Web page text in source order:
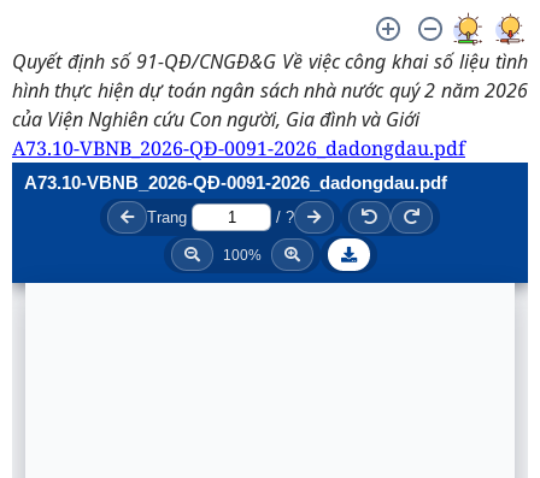
Quyết định số 91-QĐ/CNGĐ&G Về việc công khai số liệu tình
hình thực hiện dự toán ngân sách nhà nước quý 2 năm 2026
của Viện Nghiên cứu Con người, Gia đình và Giới
A73.10-VBNB_2026-QĐ-0091-2026_dadongdau.pdf